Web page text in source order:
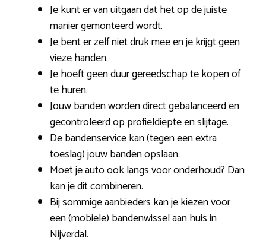
Je kunt er van uitgaan dat het op de juiste
manier gemonteerd wordt.
Je bent er zelf niet druk mee en je krijgt geen
vieze handen.
Je hoeft geen duur gereedschap te kopen of
te huren.
Jouw banden worden direct gebalanceerd en
gecontroleerd op profieldiepte en slijtage.
De bandenservice kan (tegen een extra
toeslag) jouw banden opslaan.
Moet je auto ook langs voor onderhoud? Dan
kan je dit combineren.
Bij sommige aanbieders kan je kiezen voor
een (mobiele) bandenwissel aan huis in
Nijverdal.